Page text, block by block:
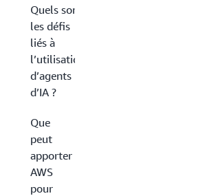
Quels sont
les défis
liés à
l’utilisation
d’agents
d’IA ?
Que
peut
apporter
AWS
pour